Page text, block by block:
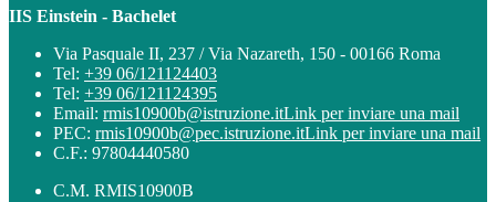
IIS Einstein - Bachelet
Via Pasquale II, 237 / Via Nazareth, 150 - 00166 Roma
Tel: +39 06/121124403
Tel: +39 06/121124395
Email: rmis10900b@istruzione.itLink per inviare una mail
PEC: rmis10900b@pec.istruzione.itLink per inviare una mail
C.F.: 97804440580
C.M. RMIS10900B